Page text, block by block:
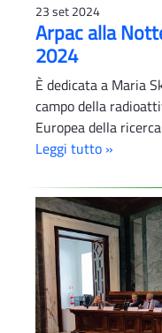
23 set 2024
Arpac alla
2024
È dedicata a Maria
campo della
Europea della
Leggi tutto »